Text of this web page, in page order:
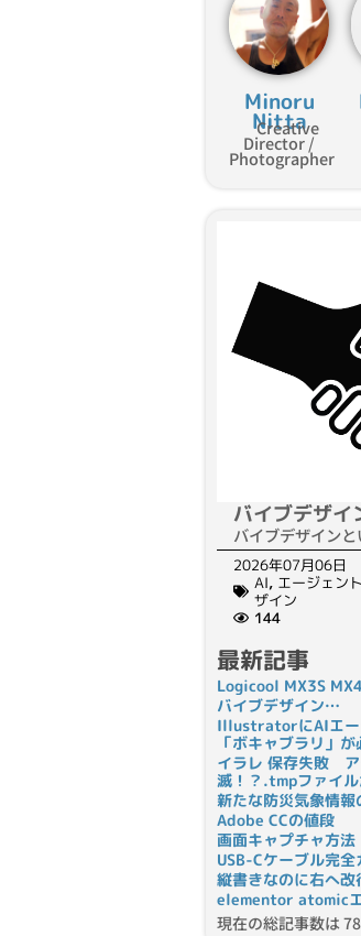
Minoru
Nitta
Creative
Director /
Photographer
バイブデザ
バイブデザイン
2026年07月06日
AI, エージェント
ザイン
144
最新記事
Logicool MX3S
バイブデザイン…
IllustratorにAIエー
「ボキャブラリ」が
イラレ 保存失敗 ア
滅！？.tmpファイ
新たな防災気象情
Adobe CCの値段
画面キャプチャ方法
USB-Cケーブル完
縦書きなのに右へ改
elementor atomic
現在の総記事数は